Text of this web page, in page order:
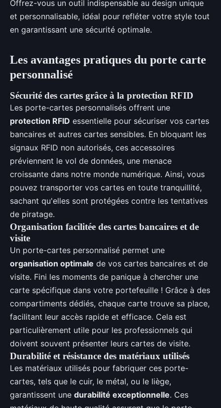
Offrez-vous un outil indispensable au design unique
et personnalisable, idéal pour refléter votre style tout
en garantissant une sécurité optimale.
Les avantages pratiques du porte carte
personnalisé
Sécurité des cartes grâce à la protection RFID
Les porte-cartes personnalisés offrent une
protection RFID essentielle pour sécuriser vos cartes
bancaires et autres cartes sensibles. En bloquant les
signaux RFID non autorisés, ces accessoires
préviennent le vol de données, une menace
croissante dans notre monde numérique. Ainsi, vous
pouvez transporter vos cartes en toute tranquillité,
sachant qu'elles sont protégées contre les tentatives
de piratage.
Organisation facilitée des cartes bancaires et de
visite
Un porte-cartes personnalisé permet une
organisation optimale de vos cartes bancaires et de
visite. Fini les moments de panique à chercher une
carte spécifique dans votre portefeuille ! Grâce à des
compartiments dédiés, chaque carte trouve sa place,
facilitant leur accès rapide et efficace. Cela est
particulièrement utile pour les professionnels qui
doivent souvent présenter leurs cartes de visite.
Durabilité et résistance des matériaux utilisés
Les matériaux utilisés pour fabriquer ces porte-
cartes, tels que le cuir, le métal, ou le liège,
garantissent une durabilité exceptionnelle. Ces